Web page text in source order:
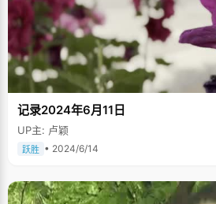
记录2024年6月11日
UP主: 卢颖
跃胜 • 2024/6/14